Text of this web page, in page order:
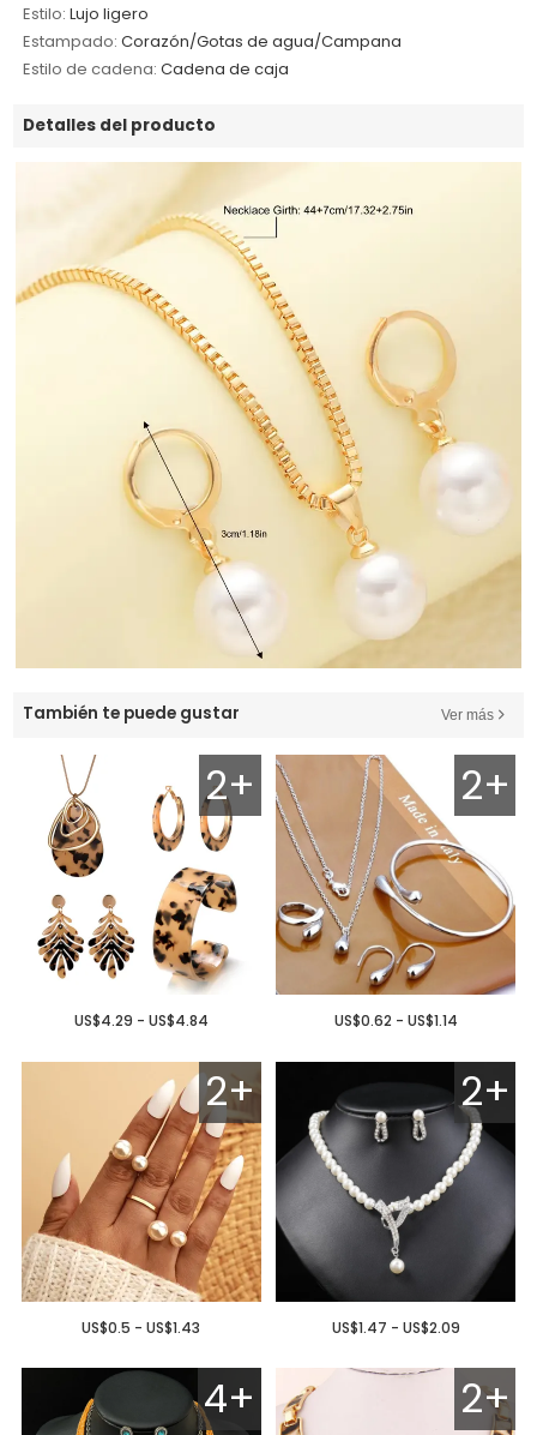
Estilo: Lujo ligero
Estampado: Corazón/Gotas de agua/Campana
Estilo de cadena: Cadena de caja
Detalles del producto
También te puede gustar Ver más
2+
US$4.29 - US$4.84
2+
US$0.62 - US$1.14
2+
US$0.5 - US$1.43
2+
US$1.47 - US$2.09
4+ 2+